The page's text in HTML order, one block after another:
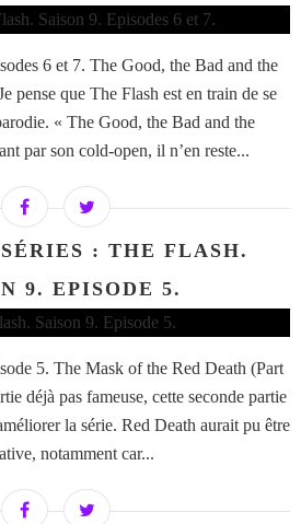
6 et 7. The Good, the Bad and the
pense que The Flash est en train de se
« The Good, the Bad and the
par son cold-open, il n’en reste...
: THE FLASH.
9. EPISODE 5.
5. The Mask of the Red Death (Part
déjà pas fameuse, cette seconde partie
la série. Red Death aurait pu être
notamment car...